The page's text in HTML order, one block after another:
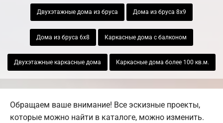
Двухэтажные дома из бруса Дома из бруса 8х9
Дома из бруса 6х8 Каркасные дома с балконом
Двухэтажные каркасные дома Каркасные дома более 100 кв.м.
Обращаем ваше внимание! Все эскизные проекты,
которые можно найти в каталоге, можно изменить.